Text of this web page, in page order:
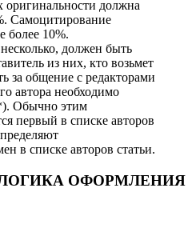
оригинальности должна
Самоцитирование
более 10%.
должен быть
из них, кто возьмет
за общение с редакторами
автора необходимо
Обычно этим
первый в списке авторов
в списке авторов статьи.
ОФОРМЛЕНИЯ